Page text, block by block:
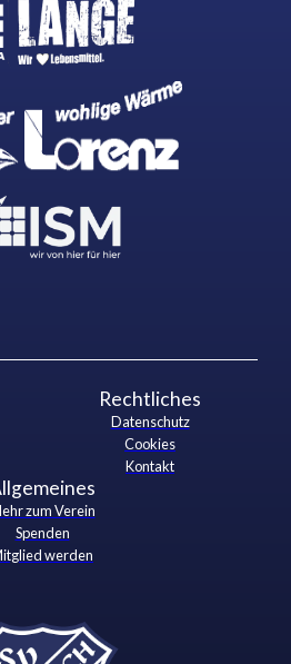
Rechtliches
Datenschutz
Cookies
Kontakt
zum Verein
Spenden
werden